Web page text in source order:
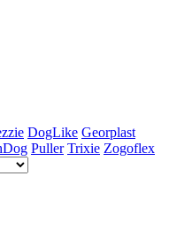
DogLike Georplast
Puller Trixie Zogoflex